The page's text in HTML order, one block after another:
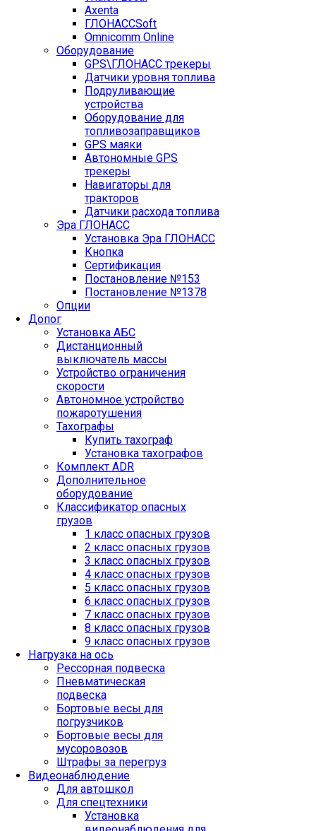
Axenta
ГЛОНАССSoft
Оmnicomm Оnline
Оборудование
GPS\ГЛОНАСС трекеры
Датчики уровня топлива
Подруливающие
устройства
Оборудование для
топливозаправщиков
GPS маяки
Автономные GPS
трекеры
Навигаторы для
тракторов
Датчики расхода топлива
Эра ГЛОНАСС
Установка Эра ГЛОНАСС
Кнопка
Сертификация
Постановление №153
Постановление №1378
Опции
Допог
Установка АБС
Дистанционный
выключатель массы
Устройство ограничения
скорости
Автономное устройство
пожаротушения
Тахографы
Купить тахограф
Установка тахографов
Комплект ADR
Дополнительное
оборудование
Классификатор опасных
грузов
1 класс опасных грузов
2 класс опасных грузов
3 класс опасных грузов
4 класс опасных грузов
5 класс опасных грузов
6 класс опасных грузов
7 класс опасных грузов
8 класс опасных грузов
9 класс опасных грузов
Нагрузка на ось
Рессорная подвеска
Пневматическая
подвеска
Бортовые весы для
погрузчиков
Бортовые весы для
мусоровозов
Штрафы за перегруз
Видеонаблюдение
Для автошкол
Для спецтехники
Установка